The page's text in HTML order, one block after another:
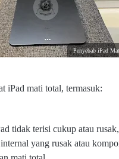
Penyebab iPad
iPad mati total, termasuk:
tidak terisi cukup atau
yang rusak atau